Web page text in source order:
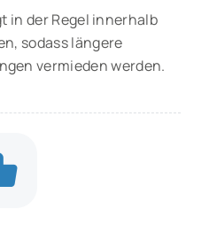
in der Regel innerhalb
sodass längere
vermieden werden.